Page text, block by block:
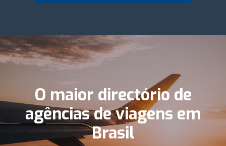
O maior directório de
agências de viagens em
Brasil